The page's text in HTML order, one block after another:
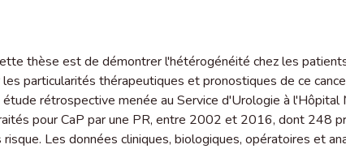
thèse est de démontrer l'hétérogénéité chez les
particularités thérapeutiques et pronostiques de ce
rétrospective menée au Service d'Urologie à l'Hôpital
pour CaP par une PR, entre 2002 et 2016, dont 248
risque. Les données cliniques, biologiques, opératoires et